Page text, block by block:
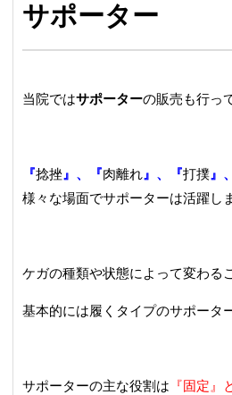
サポーター
当院ではサポーターの販売も行っ
『捻挫』、『肉離れ』、『打撲』
様々な場面でサポーターは活躍し
ケガの種類や状態によって変わる
基本的には履くタイプのサポータ
サポーターの主な役割は 『固定』